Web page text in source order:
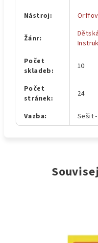
Nástroj:
Žánr:
Počet
skladeb: 10
Počet
stránek: 24
Vazba: Sešit